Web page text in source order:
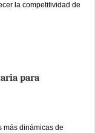
la competitividad de
para
más dinámicas de